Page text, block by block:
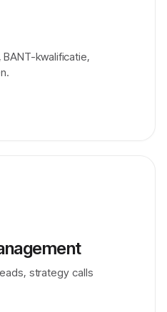
kwalificatie,
strategy calls